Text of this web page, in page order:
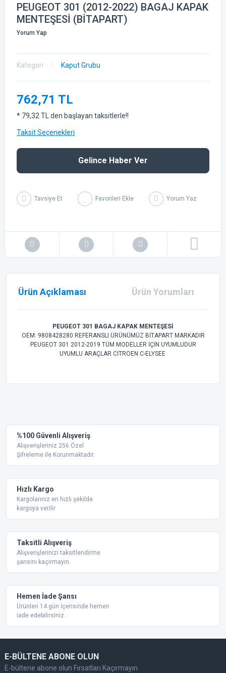
PEUGEOT 301 (2012-2022) BAGAJ KAPAK
MENTEŞESİ (BİTAPART)
Yorum Yap
Kategori Kaput Grubu
762,71 TL
* 79,32 TL den başlayan taksitlerle!!
Taksit Seçenekleri
Gelince Haber Ver
Tavsiye Et Yorum Yaz
Ürün Açıklaması Ürün Yorumları
PEUGEOT 301 BAGAJ KAPAK MENTEŞESİ
OEM: 9808428280 REFERANSLI ÜRÜNÜMÜZ BİTAPART MARKADIR
PEUGEOT 301 2012-2019 TÜM MODELLER İÇİN UYUMLUDUR
UYUMLU ARAÇLAR CİTROEN C-ELYSEE
Ürün resmi kalitesiz, bozuk veya görüntülenemiyor.
Ürün açıklamasında eksik bilgiler bulunuyor.
Bu ürüne benzer farklı alternatifler olmalı.
%100 Güvenli Alışveriş
Alışverişleriniz 256 Özel
Şifreleme ile Korunmaktadır.
Hızlı Kargo
Kargolarınız en hızlı şekilde
kargoya verilir
Taksitli Alışveriş
Alışverişlerinizi taksitlendirme
şansını kaçırmayın.
Hemen İade Şansı
Ürünleri 14 gün İçerisinde hemen
iade edebilirsiniz.
E-BÜLTENE ABONE OLUN
E-bültene abone olun Fırsatları Kaçırmayın